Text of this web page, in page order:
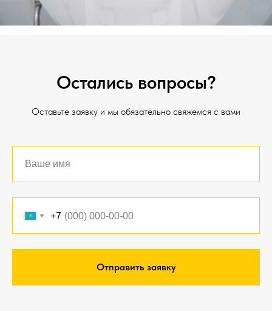
Остались вопросы?
Оставьте заявку и мы обязательно свяжемся с вами
+7
Отправить заявку